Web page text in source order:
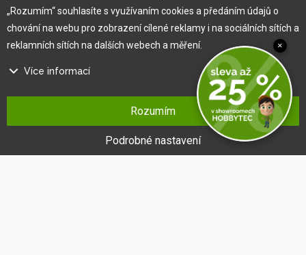
Obchodní podmínky
Věrnostní program
Jak na reklamaci
Výprodej
„Rozumím“ souhlasíte s využívaním cookies a předáním údajů o
chování na webu pro zobrazení cílené reklamy i na sociálních sítích a
reklamních sítích na dalších webech a měření.
Více informací
Na našem webu používáme několik druhů kategorií cookies:
Ty jsou nezbytně nutné pro fungování webu a jeho funkcí, které se
rozhodnete využívat. Bez nich by náš web nefungoval, např. by nebylo
Rozumím
Podrobné nastavení
×